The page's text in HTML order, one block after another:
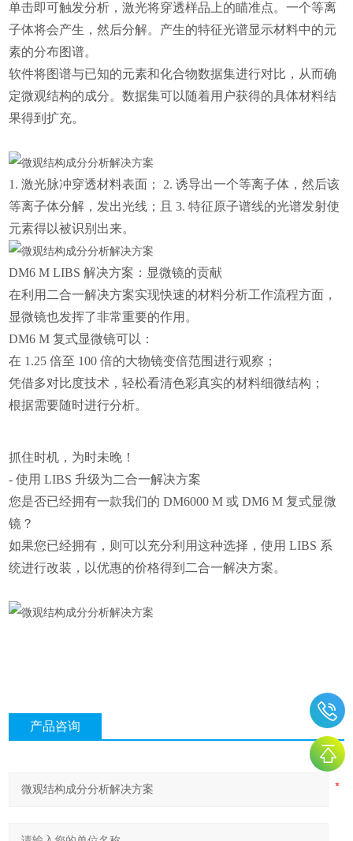
单击即可触发分析，激光将穿透样品上的瞄准点。一个等离
子体将会产生，然后分解。产生的特征光谱显示材料中的元
素的分布图谱。
软件将图谱与已知的元素和化合物数据集进行对比，从而确
定微观结构的成分。数据集可以随着用户获得的具体材料结
果得到扩充。
1. 激光脉冲穿透材料表面； 2. 诱导出一个等离子体，然后该
等离子体分解，发出光线；且 3. 特征原子谱线的光谱发射使
元素得以被识别出来。
DM6 M LIBS 解决方案：显微镜的贡献
在利用二合一解决方案实现快速的材料分析工作流程方面，
显微镜也发挥了非常重要的作用。
DM6 M 复式显微镜可以：
在 1.25 倍至 100 倍的大物镜变倍范围进行观察；
凭借多对比度技术，轻松看清色彩真实的材料细微结构；
根据需要随时进行分析。
抓住时机，为时未晚！
- 使用 LIBS 升级为二合一解决方案
您是否已经拥有一款我们的 DM6000 M 或 DM6 M 复式显微
镜？
如果您已经拥有，则可以充分利用这种选择，使用 LIBS 系
统进行改装，以优惠的价格得到二合一解决方案。
产品咨询